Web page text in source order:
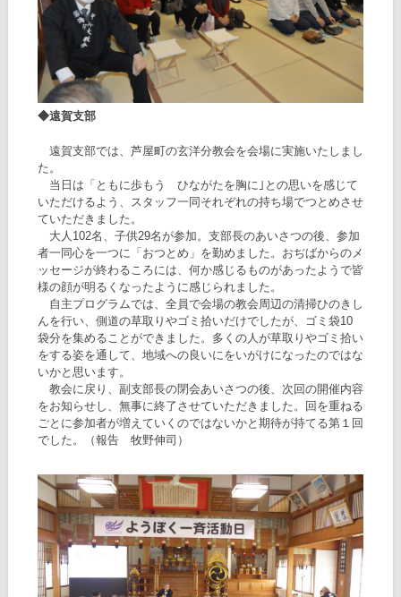
◆遠賀支部
遠賀支部では、芦屋町の玄洋分教会を会場に実施いたしまし
た。
当日は「ともに歩もう ひながたを胸に｣との思いを感じて
いただけるよう、スタッフ一同それぞれの持ち場でつとめさせ
ていただきました。
大人102名、子供29名が参加。支部長のあいさつの後、参加
者一同心を一つに「おつとめ」を勤めました。おぢばからのメ
ッセージが終わるころには、何か感じるものがあったようで皆
様の顔が明るくなったように感じられました。
自主プログラムでは、全員で会場の教会周辺の清掃ひのきし
んを行い、側道の草取りやゴミ拾いだけでしたが、ゴミ袋10
袋分を集めることができました。多くの人が草取りやゴミ拾い
をする姿を通して、地域への良いにをいがけになったのではな
いかと思います。
教会に戻り、副支部長の閉会あいさつの後、次回の開催内容
をお知らせし、無事に終了させていただきました。回を重ねる
ごとに参加者が増えていくのではないかと期待が持てる第１回
でした。（報告 牧野伸司）